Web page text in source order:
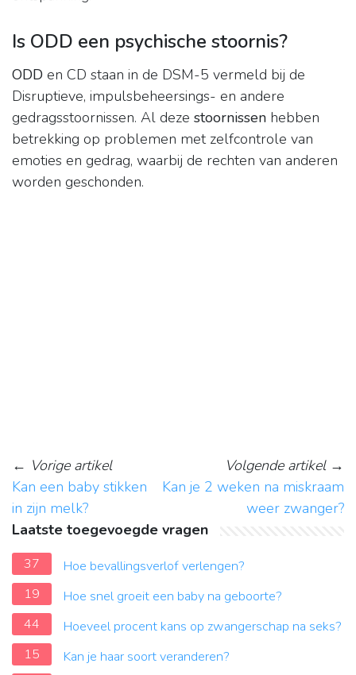
Is ODD een psychische stoornis?
ODD en CD staan in de DSM-5 vermeld bij de
Disruptieve, impulsbeheersings- en andere
gedragsstoornissen. Al deze stoornissen hebben
betrekking op problemen met zelfcontrole van
emoties en gedrag, waarbij de rechten van anderen
worden geschonden.
← Vorige artikel
Kan een baby stikken
in zijn melk?
Volgende artikel→
Kan je 2 weken na miskraam
weer zwanger?
Laatste toegevoegde vragen
37
Hoe bevallingsverlof verlengen?
19
Hoe snel groeit een baby na geboorte?
44
Hoeveel procent kans op zwangerschap na seks?
15
Kan je haar soort veranderen?